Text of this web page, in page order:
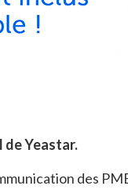
Yeastar.
des